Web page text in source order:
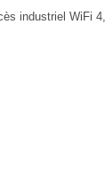
industriel WiFi